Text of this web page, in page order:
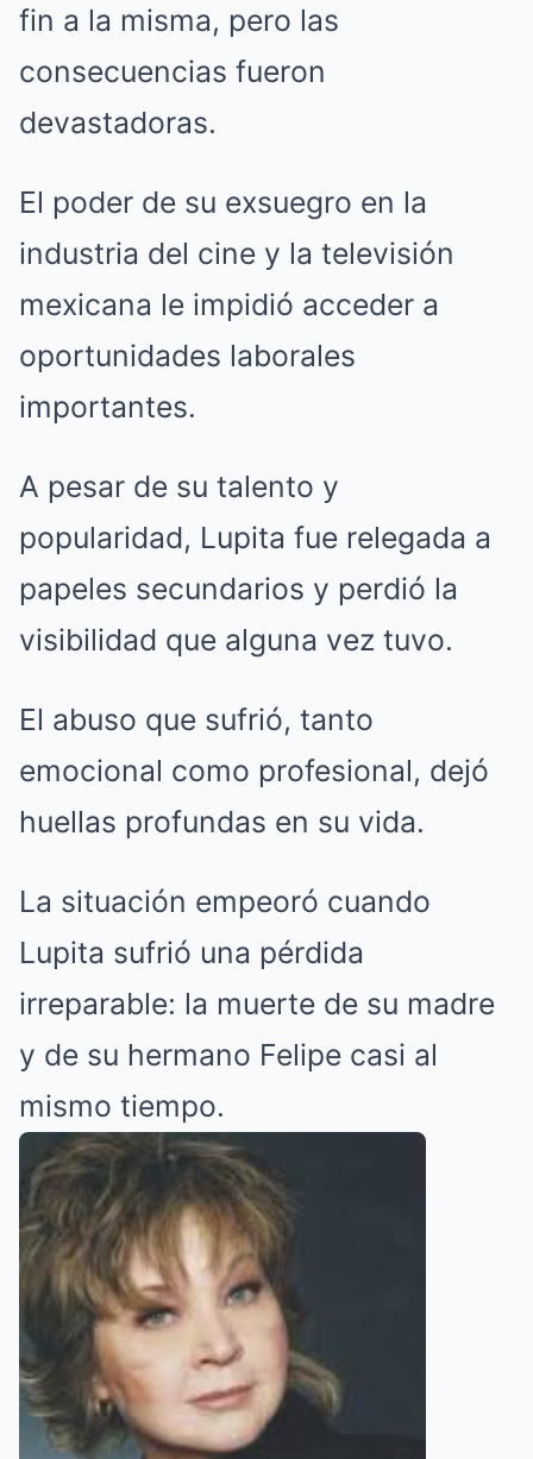
fin a la misma, pero las
consecuencias fueron
devastadoras.
El poder de su exsuegro en la
industria del cine y la televisión
mexicana le impidió acceder a
oportunidades laborales
importantes.
A pesar de su talento y
popularidad, Lupita fue relegada a
papeles secundarios y perdió la
visibilidad que alguna vez tuvo.
El abuso que sufrió, tanto
emocional como profesional, dejó
huellas profundas en su vida.
La situación empeoró cuando
Lupita sufrió una pérdida
irreparable: la muerte de su madre
y de su hermano Felipe casi al
mismo tiempo.